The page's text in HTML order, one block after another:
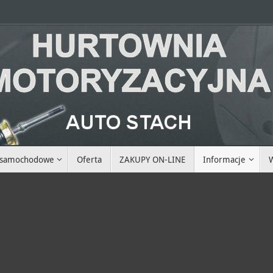
Oferta ZAKUPY ON-LINE Informacje